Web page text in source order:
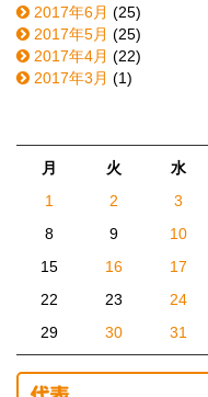
2017年6月 (25)
2017年5月 (25)
2017年4月 (22)
2017年3月 (1)
月 火 水
1
2 3
8
9 10
15
16 17
22
23 24
29
30 31